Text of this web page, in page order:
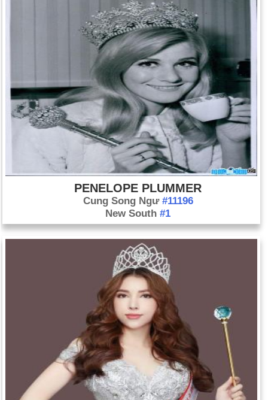
PENELOPE PLUMMER
Cung Song Ngư #11196
New South #1